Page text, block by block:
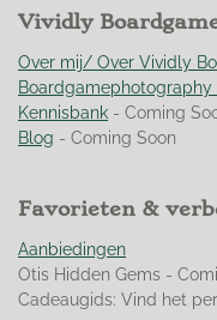
n
:
4
.
9
2
5
r
r
r
e
n
r
r
e
n
r
r
e
n
r
r
e
n
n
Vividly
Over mij/ Over Vividly
Kennisbank - Coming
Blog - Coming Soon
Favorieten &
Aanbiedingen
Otis Hidden Gems -
Cadeaugids: Vind het